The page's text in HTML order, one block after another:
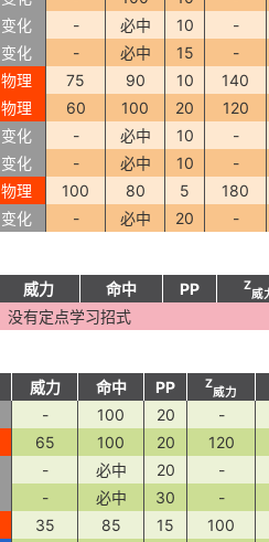
变化 - 必中 10 -
变化 - 必中 15 -
物理 75 90 10 140
物理 60 100 20 120
变化 - 必中 10 -
变化 - 必中 10 -
物理 100 80 5 180
变化 - 必中 20 -
威力 命中 PP Z
威
没有定点学习招式
威力 命中 PP Z
威力
- 100 20 -
65 100 20 120
- 必中 20 -
- 必中 30 -
35 85 15 100